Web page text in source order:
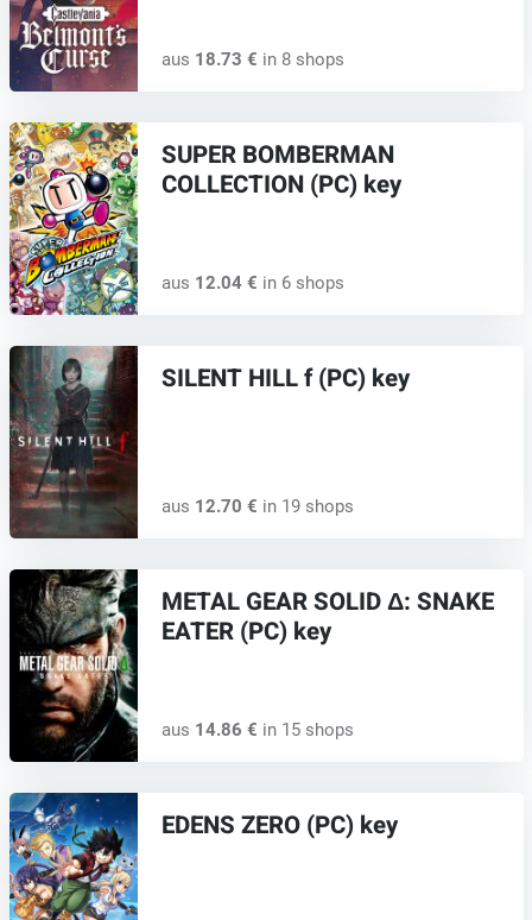
aus 18.73 € in 8 shops
SUPER BOMBERMAN
COLLECTION (PC) key
aus 12.04 € in 6 shops
SILENT HILL f (PC) key
aus 12.70 € in 19 shops
METAL GEAR SOLID Δ: SNAKE
EATER (PC) key
aus 14.86 € in 15 shops
EDENS ZERO (PC) key